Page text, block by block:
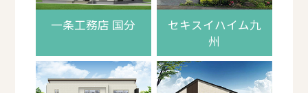
一条工務店 国分
セキスイハイム九
州